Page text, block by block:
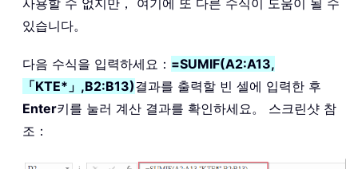
사용할 수 없지만， 여기에 또 다른 수식이 도움이 될 수
있습니다。
다음 수식을 입력하세요： =SUMIF(A2:A13,
「KTE*」,B2:B13)결과를 출력할 빈 셀에 입력한 후
Enter키를 눌러 계산 결과를 확인하세요。 스크린샷 참
조：